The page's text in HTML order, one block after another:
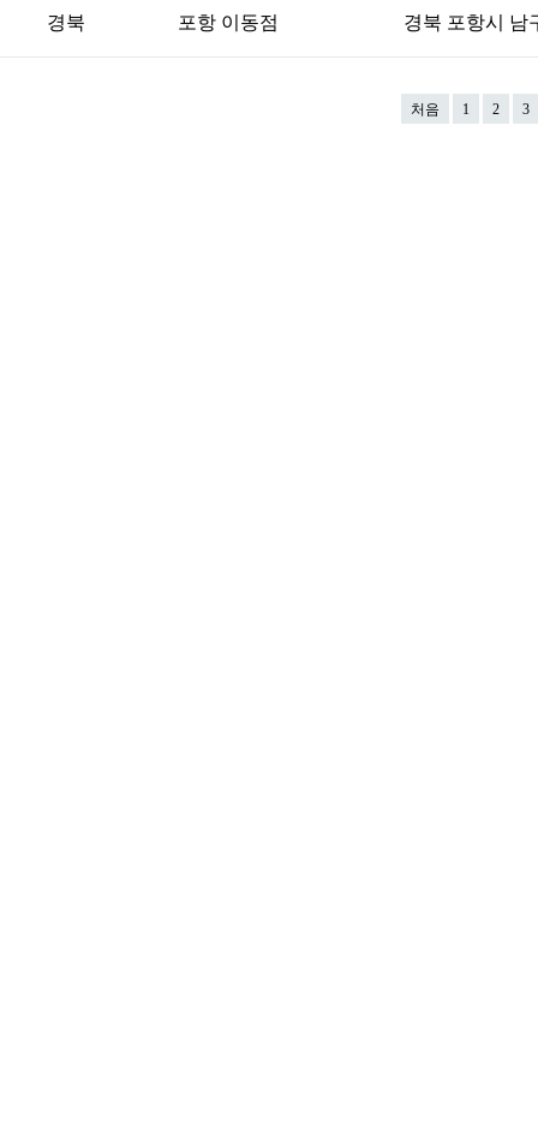
경북 포항 이동점 경북 포항시 남
처음 1 2 3